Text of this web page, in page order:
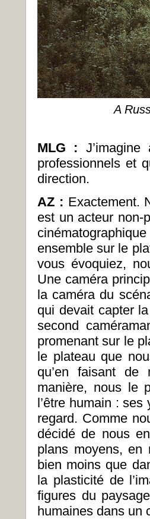
A
MLG :
professionnels et
direction.
AZ : Exactement.
est un acteur non-
ensemble sur le
vous évoquiez,
Une caméra
la caméra du
qui devait capter
second
promenant sur le
le plateau que
qu’en faisant de
manière, nous le
l’être humain : ses
regard. Comme
décidé de nous
plans moyens,
bien moins que
la plasticité de
figures du
humaines dans un